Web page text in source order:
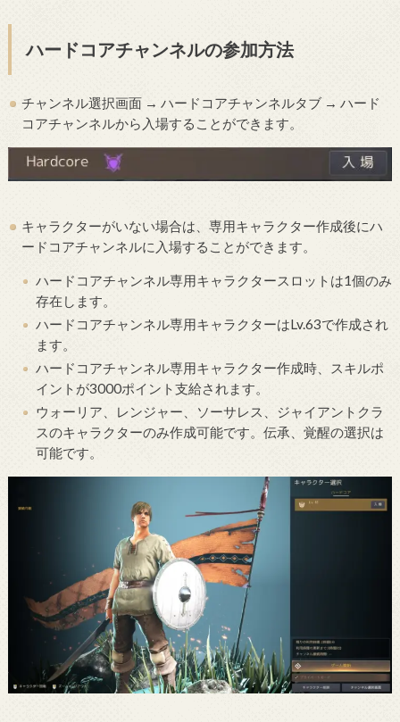
ハードコアチャンネルの参加方法
チャンネル選択画面 → ハードコアチャンネルタブ → ハード
コアチャンネルから入場することができます。
キャラクターがいない場合は、専用キャラクター作成後にハ
ードコアチャンネルに入場することができます。
ハードコアチャンネル専用キャラクタースロットは1個のみ
存在します。
ハードコアチャンネル専用キャラクターはLv.63で作成され
ます。
ハードコアチャンネル専用キャラクター作成時、スキルポ
イントが3000ポイント支給されます。
ウォーリア、レンジャー、ソーサレス、ジャイアントクラ
スのキャラクターのみ作成可能です。伝承、覚醒の選択は
可能です。